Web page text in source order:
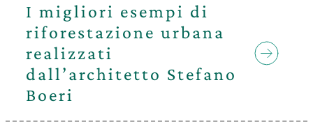
I migliori esempi di
riforestazione urbana
realizzati
dall’architetto Stefano
Boeri